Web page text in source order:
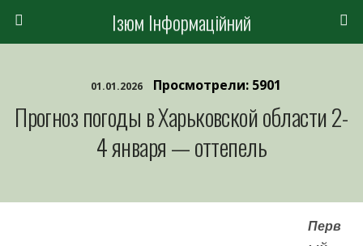
Ізюм Інформаційний
01.01.2026 Просмотрели: 5901
Прогноз погоды в Харьковской области 2-
4 января — оттепель
Перв